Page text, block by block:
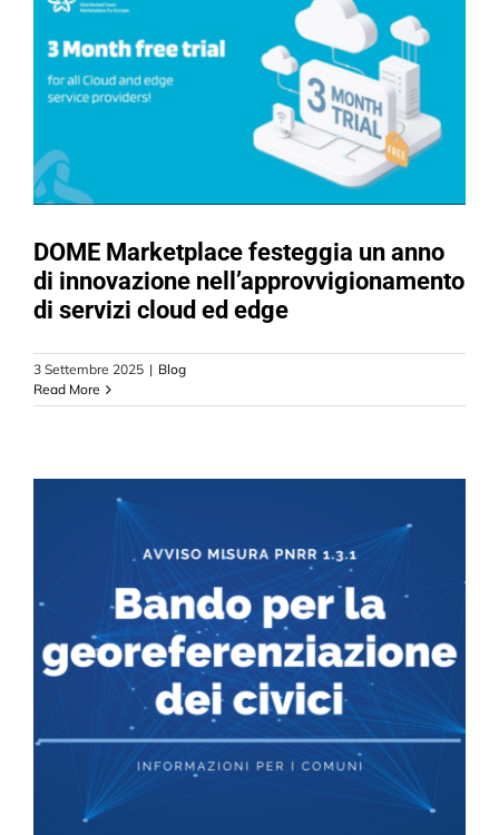
DOME Marketplace festeggia un anno
di innovazione nell’approvvigionamento
di servizi cloud ed edge
3 Settembre 2025 | Blog
Read More